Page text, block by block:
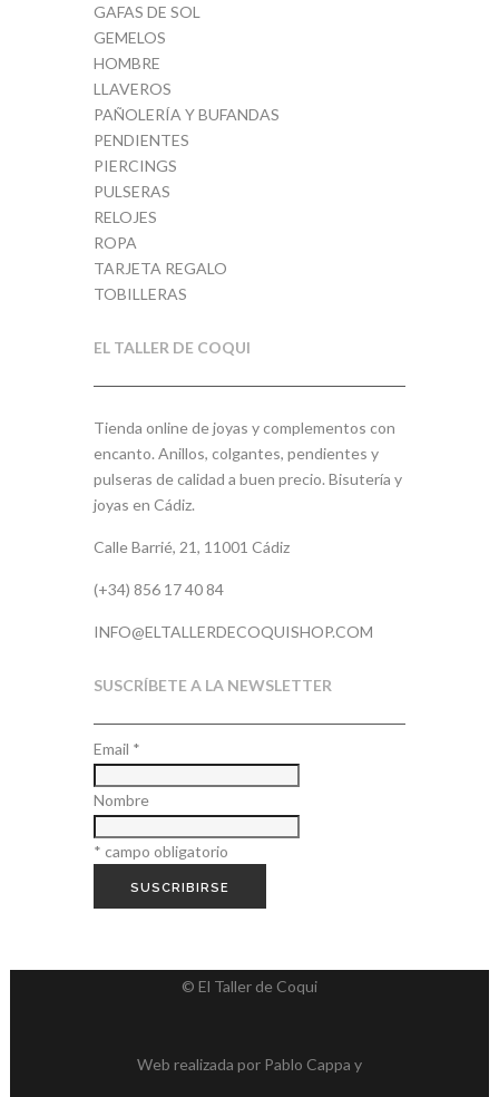
GAFAS DE SOL
GEMELOS
HOMBRE
LLAVEROS
PAÑOLERÍA Y BUFANDAS
PENDIENTES
PIERCINGS
PULSERAS
RELOJES
ROPA
TARJETA REGALO
TOBILLERAS
EL TALLER DE COQUI
Tienda online de joyas y complementos con
encanto. Anillos, colgantes, pendientes y
pulseras de calidad a buen precio. Bisutería y
joyas en Cádiz.
Calle Barrié, 21, 11001 Cádiz
(+34) 856 17 40 84
INFO@ELTALLERDECOQUISHOP.COM
SUSCRÍBETE A LA NEWSLETTER
Email *
Nombre
* campo obligatorio
© El Taller de Coqui
Web realizada por Pablo Cappa y